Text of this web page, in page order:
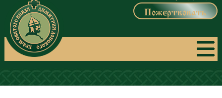
Пожертвовать